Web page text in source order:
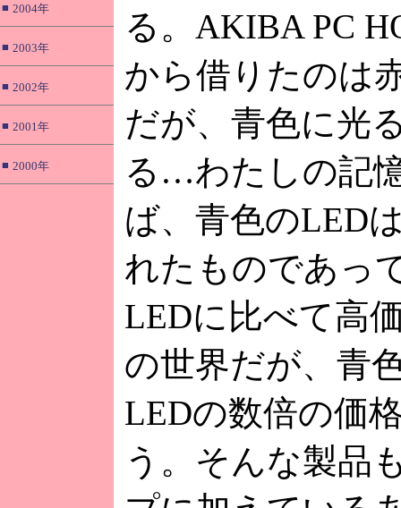
■ 2004年
■ 2003年
■ 2002年
■ 2001年
■ 2000年
る。AKIBA PC
から借りたのは
だが、青色に光
る…わたしの記
ば、青色のLED
れたものであっ
LEDに比べて高
の世界だが、青
LEDの数倍の価
う。そんな製品